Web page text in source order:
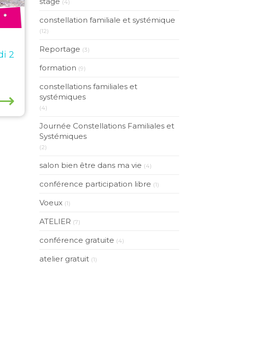
2
(4)
constellation familiale et systémique
(12)
Reportage (3)
formation (9)
constellations familiales et
systémiques
(4)
Journée Constellations Familiales et
Systémiques
(2)
salon bien être dans ma vie (4)
conférence participation libre (1)
Voeux (1)
ATELIER (7)
conférence gratuite (4)
atelier gratuit (1)